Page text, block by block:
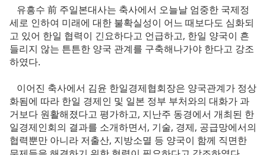
유흥수 前 주일본대사는 축사에서 오늘날 엄중한 국제정
세로 인하여 미래에 대한 불확실성이 어느 때보다도 심화되
고 있어 한일 협력이 긴요하다고 언급하고, 한일 양국이 흔
들리지 않는 튼튼한 양국 관계를 구축해나가야 한다고 강조
하였다.
이어진 축사에서 김윤 한일경제협회장은 양국관계가 정상
화됨에 따라 한일 경제인 및 일본 정부 부처와의 대화가 과
거보다 원활해졌다고 평가하고, 지난주 동경에서 개최된 한
일경제인회의 결과를 소개하면서, 기술, 경제, 공급망에서의
협력뿐만 아니라 저출산, 지방소멸 등 양국이 함께 직면한